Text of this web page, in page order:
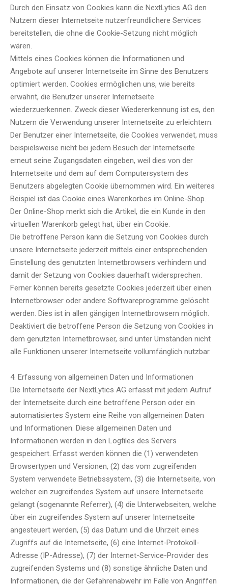
Durch den Einsatz von Cookies kann die NextLytics AG den
Nutzern dieser Internetseite nutzerfreundlichere Services
bereitstellen, die ohne die Cookie-Setzung nicht möglich
wären.
Mittels eines Cookies können die Informationen und
Angebote auf unserer Internetseite im Sinne des Benutzers
optimiert werden. Cookies ermöglichen uns, wie bereits
erwähnt, die Benutzer unserer Internetseite
wiederzuerkennen. Zweck dieser Wiedererkennung ist es, den
Nutzern die Verwendung unserer Internetseite zu erleichtern.
Der Benutzer einer Internetseite, die Cookies verwendet, muss
beispielsweise nicht bei jedem Besuch der Internetseite
erneut seine Zugangsdaten eingeben, weil dies von der
Internetseite und dem auf dem Computersystem des
Benutzers abgelegten Cookie übernommen wird. Ein weiteres
Beispiel ist das Cookie eines Warenkorbes im Online-Shop.
Der Online-Shop merkt sich die Artikel, die ein Kunde in den
virtuellen Warenkorb gelegt hat, über ein Cookie.
Die betroffene Person kann die Setzung von Cookies durch
unsere Internetseite jederzeit mittels einer entsprechenden
Einstellung des genutzten Internetbrowsers verhindern und
damit der Setzung von Cookies dauerhaft widersprechen.
Ferner können bereits gesetzte Cookies jederzeit über einen
Internetbrowser oder andere Softwareprogramme gelöscht
werden. Dies ist in allen gängigen Internetbrowsern möglich.
Deaktiviert die betroffene Person die Setzung von Cookies in
dem genutzten Internetbrowser, sind unter Umständen nicht
alle Funktionen unserer Internetseite vollumfänglich nutzbar.
4. Erfassung von allgemeinen Daten und Informationen
Die Internetseite der NextLytics AG erfasst mit jedem Aufruf
der Internetseite durch eine betroffene Person oder ein
automatisiertes System eine Reihe von allgemeinen Daten
und Informationen. Diese allgemeinen Daten und
Informationen werden in den Logfiles des Servers
gespeichert. Erfasst werden können die (1) verwendeten
Browsertypen und Versionen, (2) das vom zugreifenden
System verwendete Betriebssystem, (3) die Internetseite, von
welcher ein zugreifendes System auf unsere Internetseite
gelangt (sogenannte Referrer), (4) die Unterwebseiten, welche
über ein zugreifendes System auf unserer Internetseite
angesteuert werden, (5) das Datum und die Uhrzeit eines
Zugriffs auf die Internetseite, (6) eine Internet-Protokoll-
Adresse (IP-Adresse), (7) der Internet-Service-Provider des
zugreifenden Systems und (8) sonstige ähnliche Daten und
Informationen, die der Gefahrenabwehr im Falle von Angriffen